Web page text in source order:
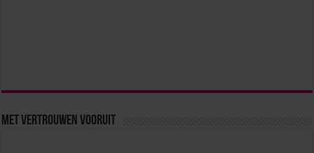
Met vertrouwen vooruit